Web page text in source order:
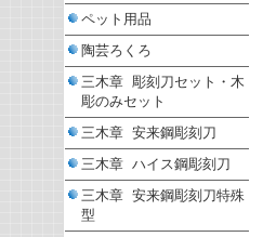
ペット用品
陶芸ろくろ
三木章 彫刻刀セット・木
彫のみセット
三木章 安来鋼彫刻刀
三木章 ハイス鋼彫刻刀
三木章 安来鋼彫刻刀特殊
型